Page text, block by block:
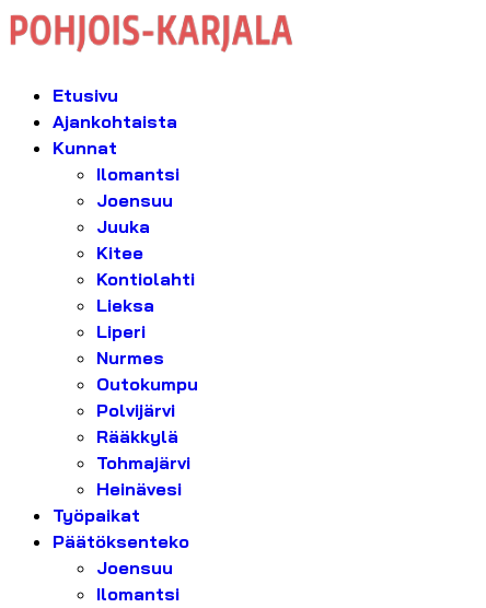
Etusivu
Ajankohtaista
Kunnat
Ilomantsi
Joensuu
Juuka
Kitee
Kontiolahti
Lieksa
Liperi
Nurmes
Outokumpu
Polvijärvi
Rääkkylä
Tohmajärvi
Heinävesi
Työpaikat
Päätöksenteko
Joensuu
Ilomantsi